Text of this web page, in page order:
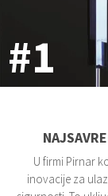
#1
U firmi Pirnar
inovacije za